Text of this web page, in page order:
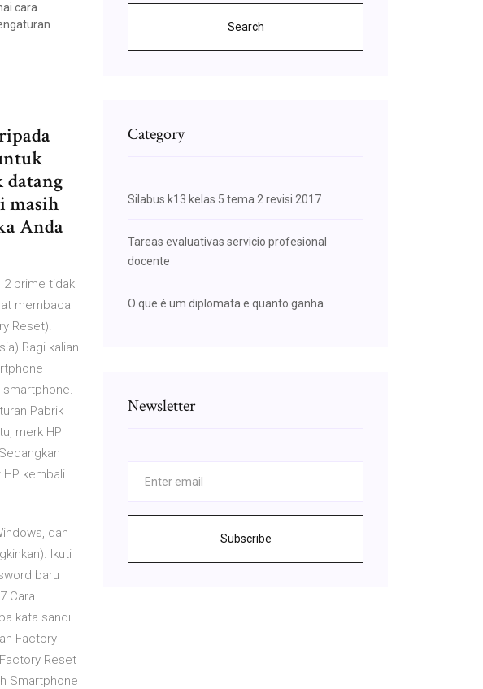
cara
datang
masih
Anda
2 prime tidak
membaca
Reset)!
Bagi kalian
Pabrik
merk HP
kembali
dan
Ikuti
baru
Cara
kata sandi
Factory
Reset
Smartphone
Search
Category
Silabus k13 kelas 5 tema 2 revisi 2017
Tareas evaluativas servicio profesional
docente
O que é um diplomata e quanto ganha
Newsletter
Subscribe